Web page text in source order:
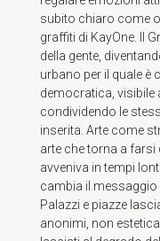
subito chiaro come
graffiti di KayOne. Il
della gente,
urbano per il quale è
democratica, visibile
condividendo le
inserita. Arte come
arte che torna a
avveniva in tempi
cambia il messaggio
Palazzi e piazze
anonimi, non